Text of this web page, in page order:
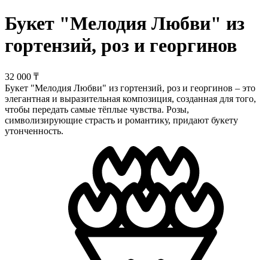
Букет "Мелодия Любви" из
гортензий, роз и георгинов
32 000 ₸
Букет "Мелодия Любви" из гортензий, роз и георгинов – это
элегантная и выразительная композиция, созданная для того,
чтобы передать самые тёплые чувства. Розы,
символизирующие страсть и романтику, придают букету
утонченность.